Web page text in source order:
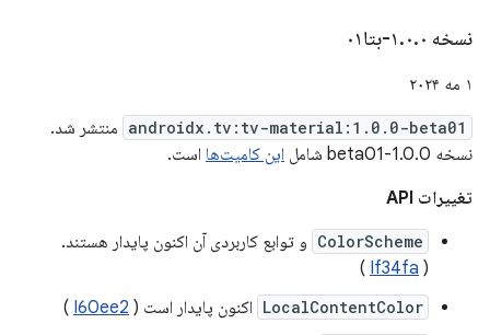
نسخه ۱ .۰.۰-بتا۰۱
۱ مه ۲۰۲۴
androidx.tv:tv-material:1.0.0-beta01 منتشر شد.
نسخه 1.0.0-beta01 شامل
این کامیت‌ها است.
تغییرات API
ColorScheme و توابع کاربردی آن اکنون پایدار هستند.
(
If34fa
)
LocalContentColor اکنون پایدار است ( I60ee2
)